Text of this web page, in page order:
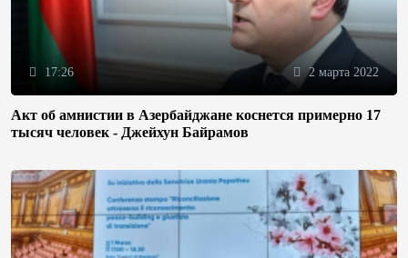
17:26 2 марта 2022
Акт об амнистии в Азербайджане коснется примерно 17
тысяч человек - Джейхун Байрамов